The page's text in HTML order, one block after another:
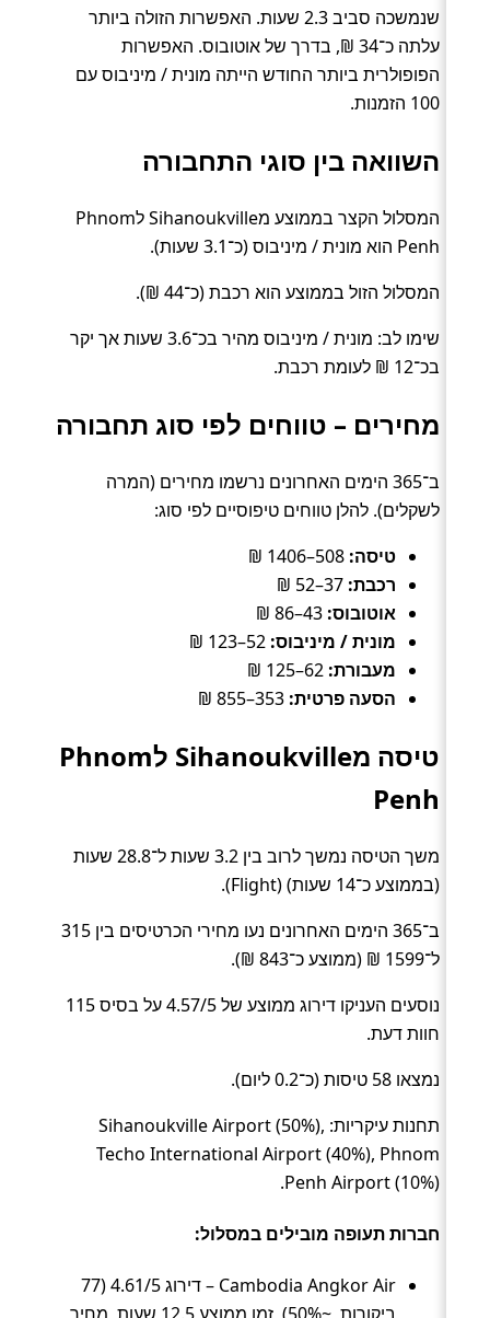
שנמשכה סביב 2.3 שעות. האפשרות הזולה ביותר
עלתה כ־34 ₪, בדרך של אוטובוס. האפשרות
הפופולרית ביותר החודש הייתה מונית / מיניבוס עם
100 הזמנות.
השוואה בין סוגי התחבורה
המסלול הקצר בממוצע מSihanoukville לPhnom
Penh הוא מונית / מיניבוס (כ־3.1 שעות).
המסלול הזול בממוצע הוא רכבת (כ־44 ₪).
שימו לב: מונית / מיניבוס מהיר בכ־3.6 שעות אך יקר
בכ־12 ₪ לעומת רכבת.
מחירים – טווחים לפי סוג תחבורה
ב־365 הימים האחרונים נרשמו מחירים (המרה
לשקלים). להלן טווחים טיפוסיים לפי סוג:
טיסה:
רכבת:
אוטובוס:
מונית / מיניבוס:
מעבורת:
הסעה פרטית:
טיסה מSihanoukville לPhnom
Penh
משך הטיסה נמשך לרוב בין 3.2 שעות ל־28.8 שעות
(בממוצע כ־14 שעות) (Flight).
ב־365 הימים האחרונים נעו מחירי הכרטיסים בין 315
ל־1599 ₪ (ממוצע כ־843 ₪).
נוסעים העניקו דירוג ממוצע של 4.57/5 על בסיס 115
חוות דעת.
נמצאו 58 טיסות (כ־0.2 ליום).
תחנות עיקריות: Sihanoukville Airport (50%),
Techo International Airport (40%), Phnom
Penh Airport (10%).
חברות תעופה מובילים במסלול:
Cambodia Angkor Air – דירוג 4.61/5 (77